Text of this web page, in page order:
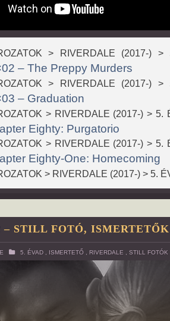
> RIVERDALE (2017-)
– The Preppy Murders
> RIVERDALE (2017-)
– Graduation
> RIVERDALE (2017-) > 5.
Eighty: Purgatorio
> RIVERDALE (2017-) > 5.
Eighty-One: Homecoming
> RIVERDALE (2017-) > 5.
– STILL FOTÓ, ISMERTETŐK
5. ÉVAD ISMERTETŐ RIVERDALE STILL FOTÓK